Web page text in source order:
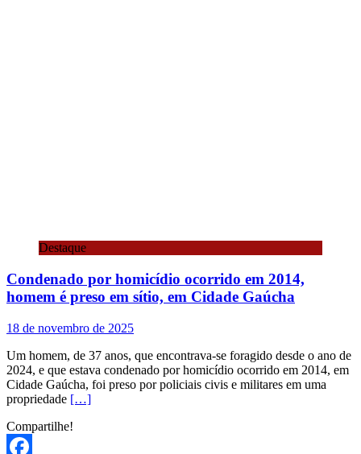
Destaque
Condenado por homicídio ocorrido em 2014,
homem é preso em sítio, em Cidade Gaúcha
18 de novembro de 2025
Um homem, de 37 anos, que encontrava-se foragido desde o ano de
2024, e que estava condenado por homicídio ocorrido em 2014, em
Cidade Gaúcha, foi preso por policiais civis e militares em uma
propriedade […]
Compartilhe!